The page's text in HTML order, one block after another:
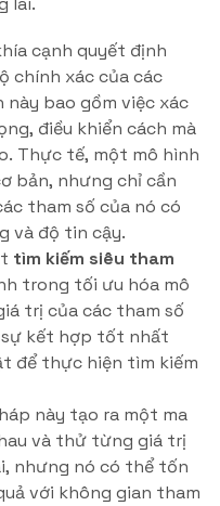
cạnh quyết định
chính xác của các
bao gồm việc xác
điều khiển cách mà
Thực tế, một mô hình
bản, nhưng chỉ cần
tham số của nó có
và độ tin cậy.
tìm kiếm siêu tham
trong tối ưu hóa mô
trị của các tham số
sự kết hợp tốt nhất
để thực hiện tìm kiếm
này tạo ra một ma
và thử từng giá trị
nhưng nó có thể tốn
với không gian tham